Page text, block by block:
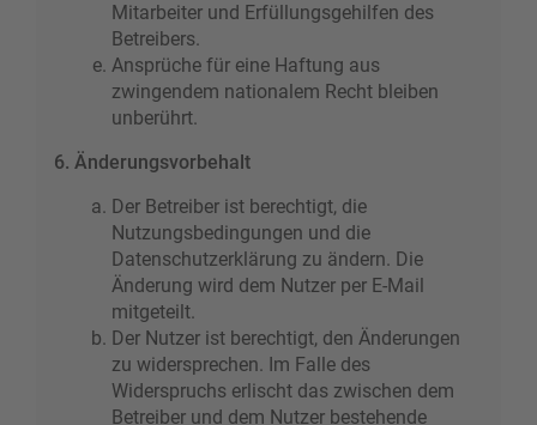
Mitarbeiter und Erfüllungsgehilfen des
Betreibers.
Ansprüche für eine Haftung aus
zwingendem nationalem Recht bleiben
unberührt.
6. Änderungsvorbehalt
Der Betreiber ist berechtigt, die
Nutzungsbedingungen und die
Datenschutzerklärung zu ändern. Die
Änderung wird dem Nutzer per E-Mail
mitgeteilt.
Der Nutzer ist berechtigt, den Änderungen
zu widersprechen. Im Falle des
Widerspruchs erlischt das zwischen dem
Betreiber und dem Nutzer bestehende